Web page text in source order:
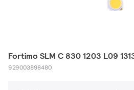
Fortimo SLM C 830 1203 L09
929003898480